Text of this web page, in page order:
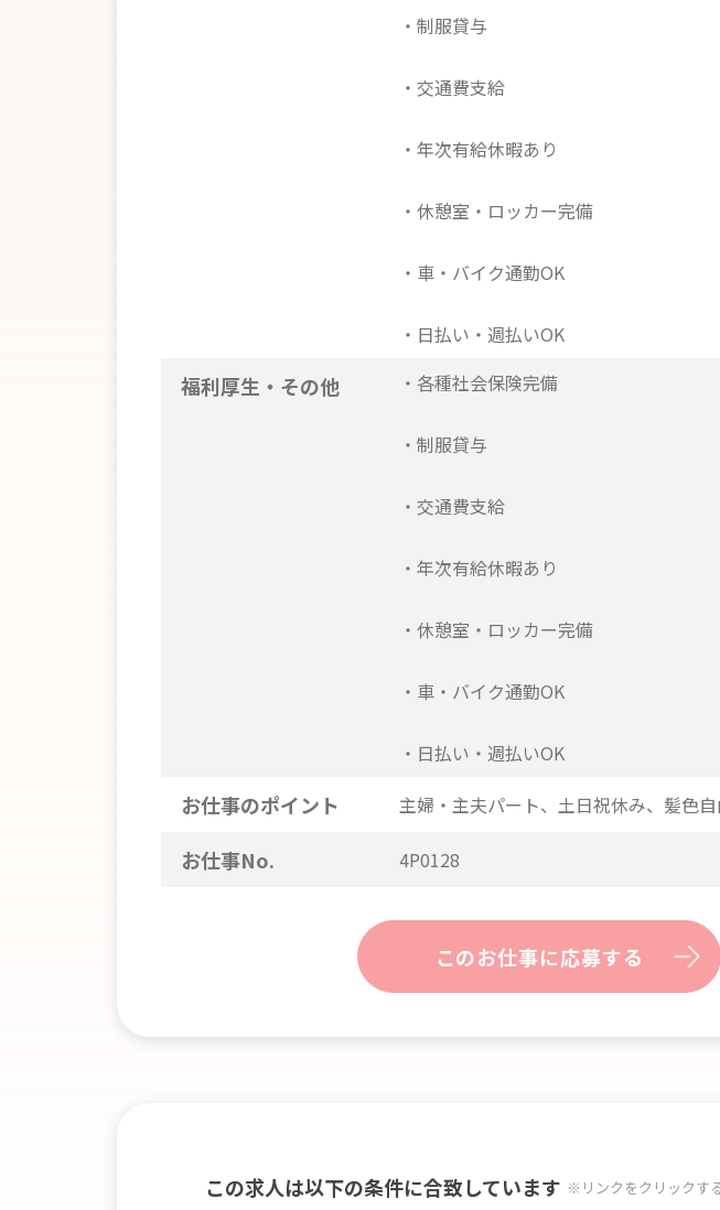
・制服貸与
・交通費支給
・年次有給休暇あり
・休憩室・ロッカー完備
・車・バイク通勤OK
・日払い・週払いOK
福利厚生・その他 ・各種社会保険完備
・制服貸与
・交通費支給
・年次有給休暇あり
・休憩室・ロッカー完備
・車・バイク通勤OK
・日払い・週払いOK
お仕事のポイント 主婦・主夫パート 土日祝休み 髪色
お仕事No. 4P0128
このお仕事に応募する
この求人は以下の条件に合致しています ※リンクをクリックす